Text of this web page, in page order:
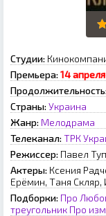
Студии:
Премьера: 14
Продолжительность:
Страны: Украина
Жанр: Мелодрама
Телеканал: ТРК
Режиссер: Павел
Актеры: Ксения
Ерёмин, Таня
Подборки: Про
треугольник Про